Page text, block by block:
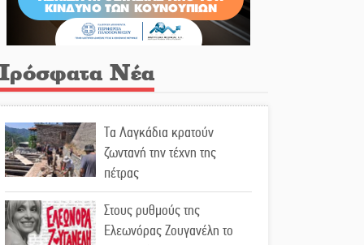
Νέα
Τα Λαγκάδια κρατούν
ζωντανή την τέχνη της
πέτρας
Στους ρυθμούς της
Ελεωνόρας Ζουγανέλη το